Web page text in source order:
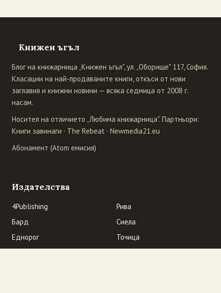
Книжен ъгъл
Блог на книжарница „Книжен ъгъл", ул. „Оборище" 117, София.
Класации на най-продаваните книги, откъси от нови
заглавия и книжни новини — всяка седмица от 2008 г.
насам.
Носител на отличието „Любима книжарница". Партньори:
Книги завинаги · The Rebeat · Newmedia21.eu
Абонамент (Atom емисия)
Издателства
4Publishing
Бард
Еднорог
Рива
Сиела
Точица